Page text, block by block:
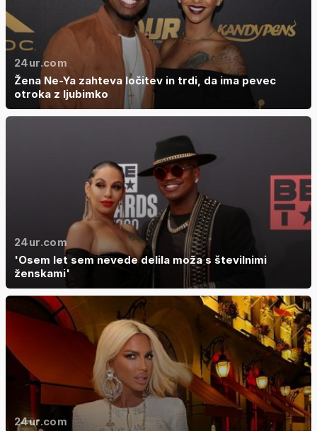
24ur.com
Žena Ne-Ya zahteva ločitev in trdi, da ima pevec
otroka z ljubimko
24ur.com
'Osem let sem nevede delila moža s številnimi
ženskami'
24ur.com